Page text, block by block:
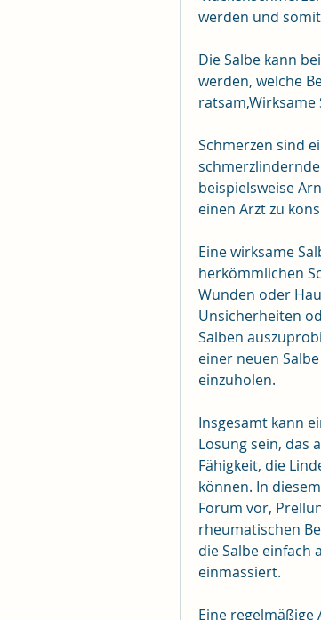
werden und
Die Salbe kann
werden, welche
ratsam,Wirksame
Schmerzen sind
beispielsweise
einen Arzt zu
Eine wirksame
herkömmlichen
Wunden oder
Unsicherheiten
Salben
einer neuen
einzuholen.
Insgesamt kann
Lösung sein, das
Fähigkeit, die
können. In
Forum vor,
rheumatischen
die Salbe einfach
einmassiert.
Eine regelmäßige